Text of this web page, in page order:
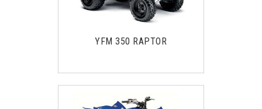
YFM 350 RAPTOR